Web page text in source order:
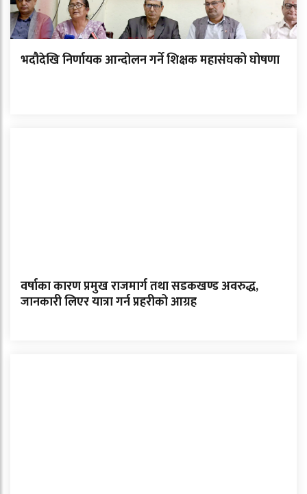
भदौदेखि निर्णायक आन्दोलन गर्ने शिक्षक महासंघको घोषणा
वर्षाका कारण प्रमुख राजमार्ग तथा सडकखण्ड अवरुद्ध,
जानकारी लिएर यात्रा गर्न प्रहरीको आग्रह